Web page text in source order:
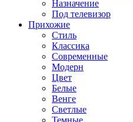
Назначение
Под телевизор
Прихожие
Стиль
Классика
Современные
Модерн
Цвет
Белые
Венге
Светлые
Темные